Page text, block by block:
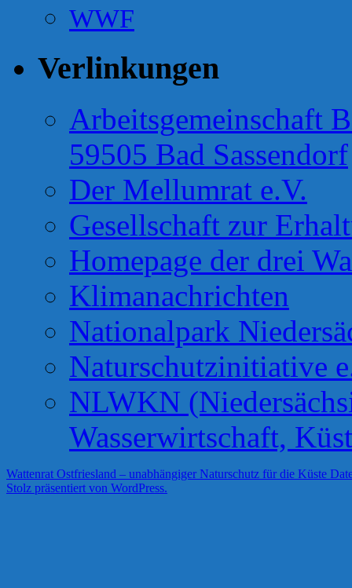
WWF
Verlinkungen
Arbeitsgemeinschaft
59505 Bad Sassendorf
Der Mellumrat e.V.
Gesellschaft zur
Homepage der drei
Klimanachrichten
Nationalpark
Naturschutzinitiative
NLWKN
Wasserwirtschaft,
Wattenrat Ostfriesland – unabhängiger Naturschutz für die Küste
Stolz präsentiert von WordPress.